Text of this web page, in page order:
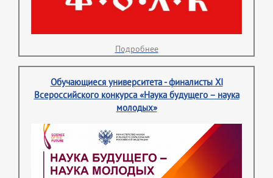
Подробнее
Обучающиеся университета - финалисты XI
Всероссийского конкурса «Наука будущего – наука
молодых»